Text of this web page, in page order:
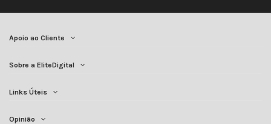
Apoio ao Cliente
Sobre a EliteDigital
Links Úteis
Opinião